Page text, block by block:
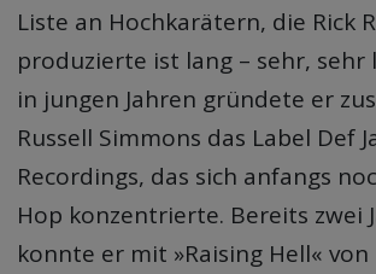
Liste an Hochkarätern, die Rick
produzierte ist lang – sehr, sehr
in jungen Jahren gründete er
Russell Simmons das Label Def
Recordings, das sich anfangs
Hop konzentrierte. Bereits zwei
konnte er mit »Raising Hell« von